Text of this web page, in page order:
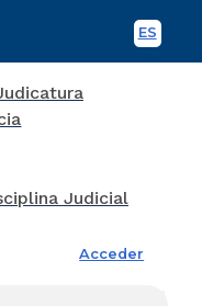
ES
Acceder